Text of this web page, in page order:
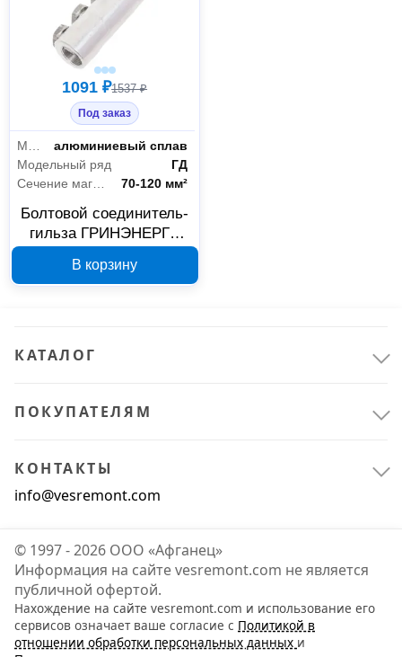
1091 ₽1537 ₽
Под заказ
алюминиевый сплав
Модельный ряд
ГД
70-120 мм²
Болтовой соединитель-
гильза ГРИНЭНЕРГО
32257002
В корзину
КАТАЛОГ
ПОКУПАТЕЛЯМ
КОНТАКТЫ
info@vesremont.com
© 1997 - 2026 ООО «Афганец»
Информация на сайте vesremont.com не является
публичной офертой.
Нахождение на сайте vesremont.com и использование его
сервисов означает ваше согласие с Политикой в
отношении обработки персональных данных и